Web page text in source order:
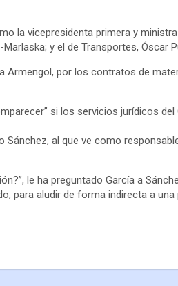
la vicepresidenta primera y
y el de Transportes, Óscar
Armengol, por los contratos de
si los servicios jurídicos del
Sánchez, al que ve como
le ha preguntado García a
para aludir de forma indirecta a una